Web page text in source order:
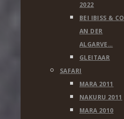
2022
BEI IBISS & CO
AN DER
ALGARVE…
GLEITAAR
SAFARI
MARA 2011
NAKURU 2011
MARA 2010